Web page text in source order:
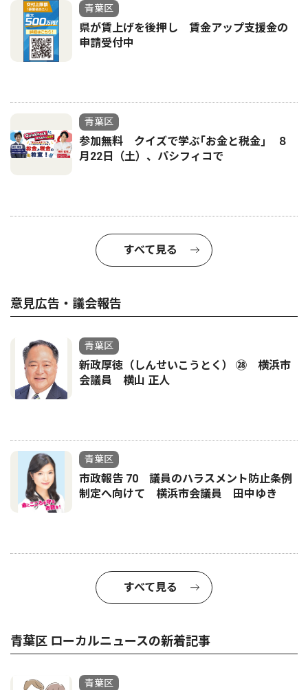
青葉区
県が賃上げを後押し 賃金アップ支援金の
申請受付中
青葉区
参加無料 クイズで学ぶ｢お金と税金｣ ８
月22日（土）、パシフィコで
すべて見る
意見広告・議会報告
青葉区
新政厚徳（しんせいこうとく） ㉘ 横浜市
会議員 横山 正人
青葉区
市政報告 70 議員のハラスメント防止条例
制定へ向けて 横浜市会議員 田中ゆき
すべて見る
青葉区 ローカルニュースの新着記事
青葉区